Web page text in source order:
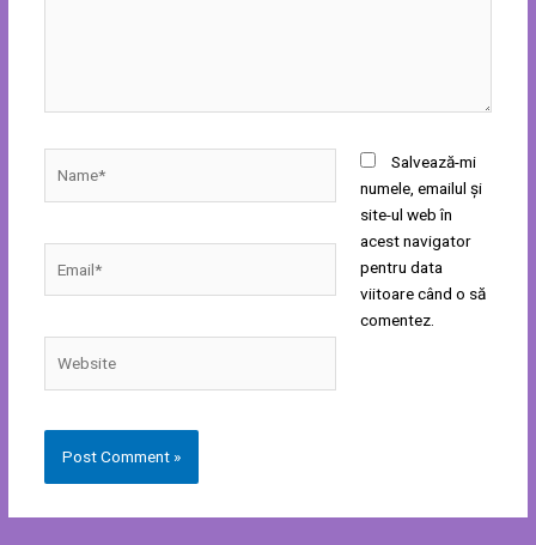
Salvează-mi
numele, emailul și
site-ul web în
acest navigator
pentru data
viitoare când o să
comentez.